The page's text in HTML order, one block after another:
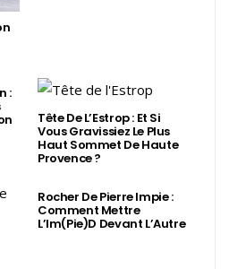
:
Tête De L’Estrop : Et Si
Vous Gravissiez Le Plus
Haut Sommet De Haute
Provence ?
Rocher De Pierre Impie :
Comment Mettre
L’Im(Pie)d Devant L’Autre